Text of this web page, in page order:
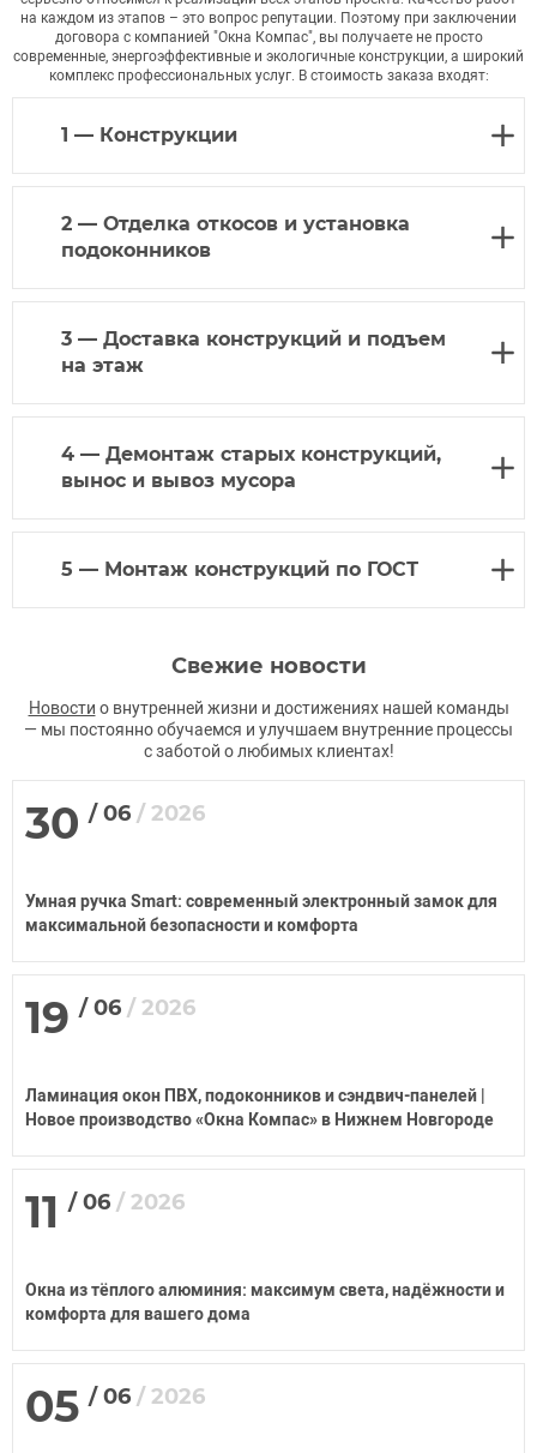
на каждом из этапов – это вопрос репутации. Поэтому при заключении
договора с компанией "Окна Компас", вы получаете не просто
современные, энергоэффективные и экологичные конструкции, а широкий
комплекс профессиональных услуг. В стоимость заказа входят:
1 — Конструкции
2 — Отделка откосов и установка
подоконников
3 — Доставка конструкций и подъем
на этаж
4 — Демонтаж старых конструкций,
вынос и вывоз мусора
5 — Монтаж конструкций по ГОСТ
Свежие новости
Новости о внутренней жизни и достижениях нашей команды
— мы постоянно обучаемся и улучшаем внутренние процессы
с заботой о любимых клиентах!
30 / 06 / 2026
Умная ручка Smart: современный электронный замок для
максимальной безопасности и комфорта
19 / 06 / 2026
Ламинация окон ПВХ, подоконников и сэндвич-панелей |
Новое производство «Окна Компас» в Нижнем Новгороде
11 / 06 / 2026
Окна из тёплого алюминия: максимум света, надёжности и
комфорта для вашего дома
05 / 06 / 2026